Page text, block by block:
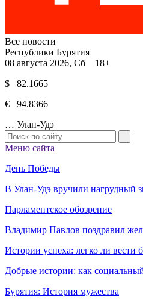
Все новости
Республики Бурятия
08 августа 2026, Сб 18+
$ 82.1665
€ 94.8366
… Улан-Удэ
Меню сайта
День Победы
В Улан-Удэ вручили нагрудный
Парламентское обозрение
Владимир Павлов поздравил
Истории успеха: легко ли вести
Добрые истории: как
Бурятия: История мужества